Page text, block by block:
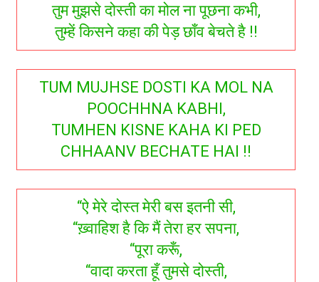
तुम मुझसे दोस्ती का मोल ना पूछना कभी,
तुम्हें किसने कहा की पेड़ छाँव बेचते है !!
TUM MUJHSE DOSTI KA MOL NA
POOCHHNA KABHI,
TUMHEN KISNE KAHA KI PED
CHHAANV BECHATE HAI !!
“ऐ मेरे दोस्त मेरी बस इतनी सी,
“ख़्वाहिश है कि मैं तेरा हर सपना,
“पूरा करूँ,
“वादा करता हूँ तुमसे दोस्ती,